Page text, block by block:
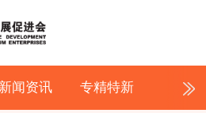
新闻资讯 专精特新